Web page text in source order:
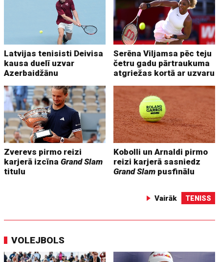
Latvijas tenisisti Deivisa
kausa duelī uzvar
Azerbaidžānu
Serēna Viljamsa pēc teju
četru gadu pārtraukuma
atgriežas kortā ar uzvaru
Zverevs pirmo reizi
karjerā izcīnaGrand Slam
titulu
Kobolli un Arnaldi pirmo
reizi karjerā sasniedz
Grand Slam pusfinālu
Vairāk TENISS
VOLEJBOLS